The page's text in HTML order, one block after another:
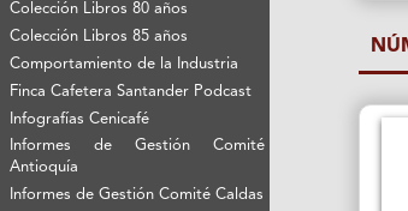
Colección Libros 80 años
Colección Libros 85 años
Comportamiento de la Industria
Finca Cafetera Santander Podcast
Infografías Cenicafé
Informes de Gestión Comité
Antioquía
Informes de Gestión Comité Caldas